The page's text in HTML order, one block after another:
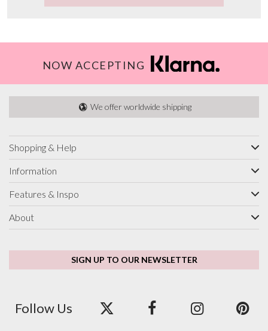
NOW ACCEPTING
We offer worldwide shipping
Shopping & Help
Information
Features & Inspo
About
SIGN UP TO OUR NEWSLETTER
Follow Us